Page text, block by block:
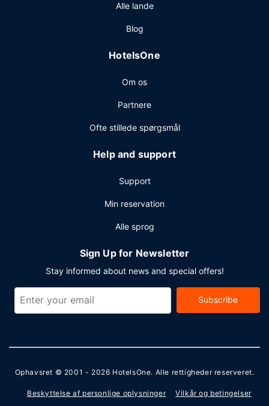
Alle lande
Blog
HotelsOne
Om os
Partnere
Ofte stillede spørgsmål
Help and support
Support
Min reservation
Alle sprog
Sign Up for Newsletter
Stay informed about news and special offers!
Subscribe
Ophavsret © 2001 - 2026 HotelsOne. Alle rettigheder reserveret.
Beskyttelse af personlige oplysninger Vilkår og betingelser